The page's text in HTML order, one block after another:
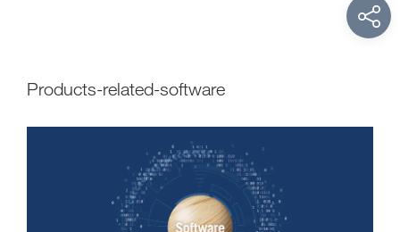
products-related-software